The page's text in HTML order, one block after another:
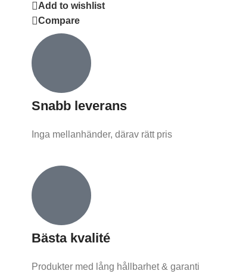
Add to wishlist
Compare
Snabb leverans​
Inga mellanhänder, därav rätt pris
Bästa kvalité
Produkter med lång hållbarhet & garanti